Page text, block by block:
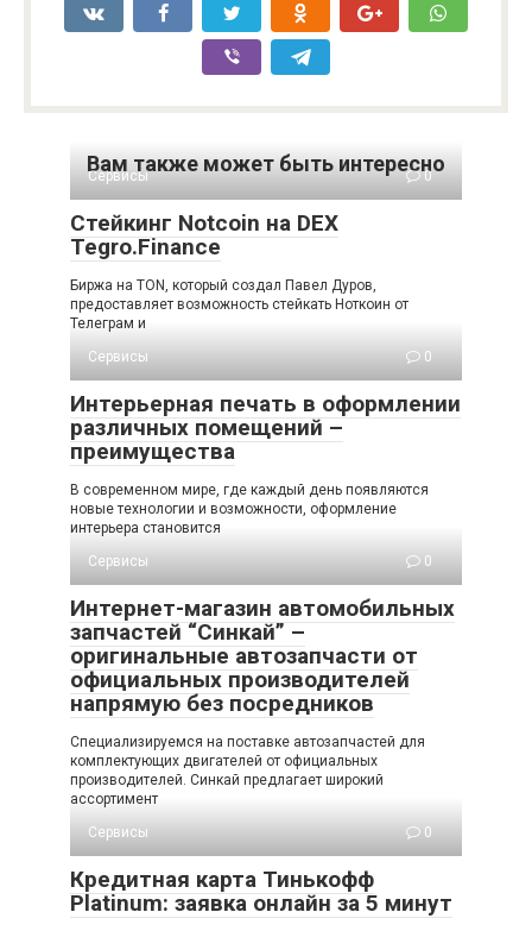
Вам также может быть интересно
Сервисы 0
Стейкинг Notcoin на DEX
Tegro.Finance
Биржа на TON, который создал Павел Дуров,
предоставляет возможность стейкать Ноткоин от
Телеграм и
Сервисы
0
Интерьерная печать в оформлении
различных помещений –
преимущества
В современном мире, где каждый день появляются
новые технологии и возможности, оформление
интерьера становится
Сервисы
0
Интернет-магазин автомобильных
запчастей “Синкай” –
оригинальные автозапчасти от
официальных производителей
напрямую без посредников
Специализируемся на поставке автозапчастей для
комплектующих двигателей от официальных
производителей. Синкай предлагает широкий
ассортимент
Сервисы
0
Кредитная карта Тинькофф
Platinum: заявка онлайн за 5 минут